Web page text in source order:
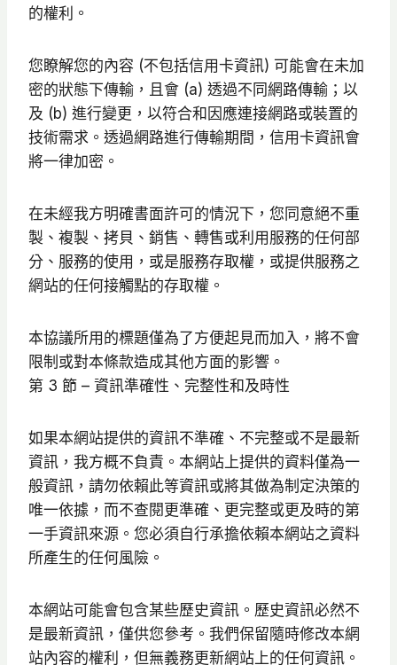
的權利。
您瞭解您的內容 (不包括信用卡資訊) 可能會在未加
密的狀態下傳輸，且會 (a) 透過不同網路傳輸；以
及 (b) 進行變更，以符合和因應連接網路或裝置的
技術需求。透過網路進行傳輸期間，信用卡資訊會
將一律加密。
在未經我方明確書面許可的情況下，您同意絕不重
製、複製、拷貝、銷售、轉售或利用服務的任何部
分、服務的使用，或是服務存取權，或提供服務之
網站的任何接觸點的存取權。
本協議所用的標題僅為了方便起見而加入，將不會
限制或對本條款造成其他方面的影響。
第 3 節 – 資訊準確性、完整性和及時性
如果本網站提供的資訊不準確、不完整或不是最新
資訊，我方概不負責。本網站上提供的資料僅為一
般資訊，請勿依賴此等資訊或將其做為制定決策的
唯一依據，而不查閱更準確、更完整或更及時的第
一手資訊來源。您必須自行承擔依賴本網站之資料
所產生的任何風險。
本網站可能會包含某些歷史資訊。歷史資訊必然不
是最新資訊，僅供您參考。我們保留隨時修改本網
站內容的權利，但無義務更新網站上的任何資訊。